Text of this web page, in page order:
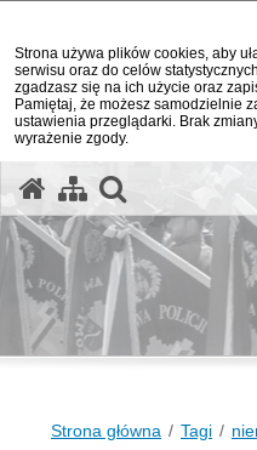
Strona używa plików cookies, aby
serwisu oraz do celów
zgadzasz się na ich użycie oraz
Pamiętaj, że możesz samodzielnie
ustawienia przeglądarki. Brak
wyrażenie zgody.
Strona główna Tagi